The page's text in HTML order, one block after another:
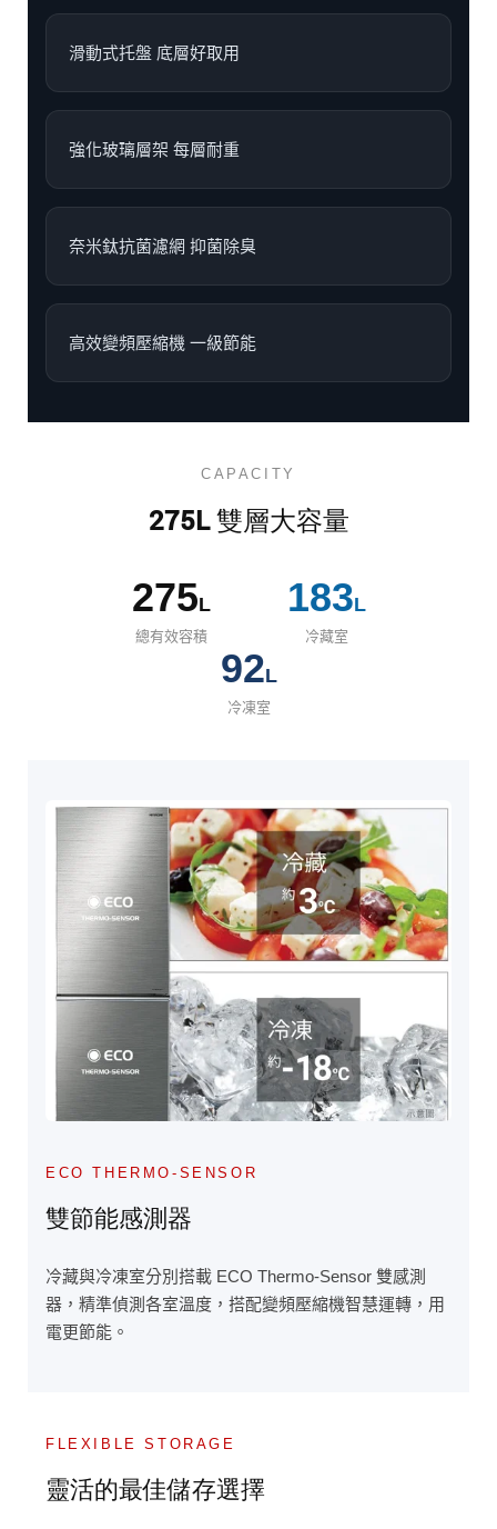
滑動式托盤 底層好取用
強化玻璃層架 每層耐重
奈米鈦抗菌濾網 抑菌除臭
高效變頻壓縮機 一級節能
CAPACITY
275L 雙層大容量
275L
總有效容積
183L
冷藏室
92L
冷凍室
ECO THERMO-SENSOR
雙節能感測器
冷藏與冷凍室分別搭載 ECO Thermo-Sensor 雙感測
器，精準偵測各室溫度，搭配變頻壓縮機智慧運轉，用
電更節能。
FLEXIBLE STORAGE
靈活的最佳儲存選擇